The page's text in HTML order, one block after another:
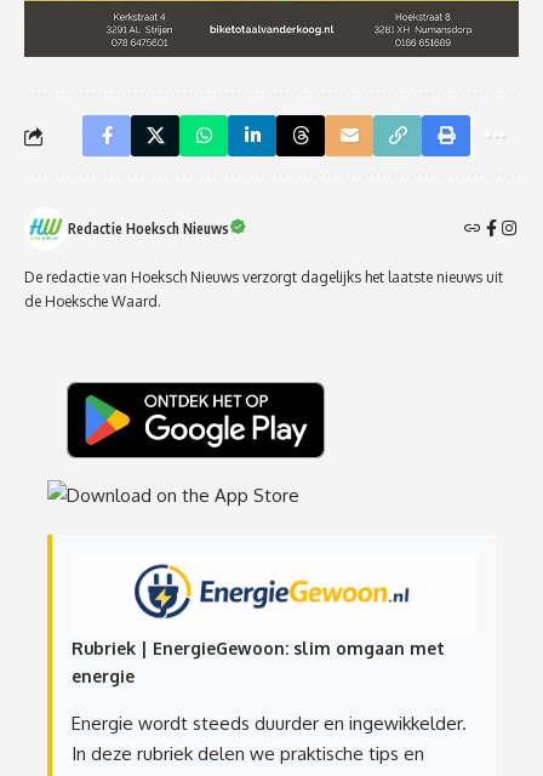
Redactie Hoeksch Nieuws
De redactie van Hoeksch Nieuws verzorgt dagelijks het laatste nieuws uit
de Hoeksche Waard.
Rubriek | EnergieGewoon: slim omgaan met
energie
Energie wordt steeds duurder en ingewikkelder.
In deze rubriek delen we praktische tips en